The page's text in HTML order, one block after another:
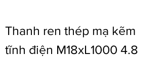
Thanh ren thép mạ kẽm
tĩnh điện M18xL1000 4.8